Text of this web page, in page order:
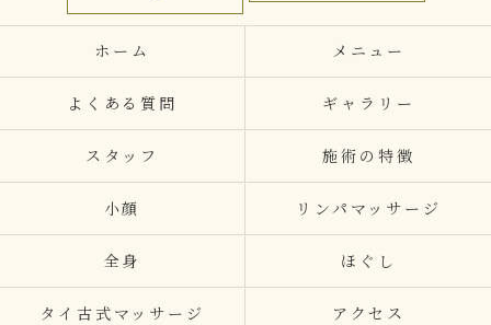
ホーム メニュー
よくある質問 ギャラリー
スタッフ 施術の特徴
小顔 リンパマッサージ
全身 ほぐし
タイ古式マッサージ アクセス